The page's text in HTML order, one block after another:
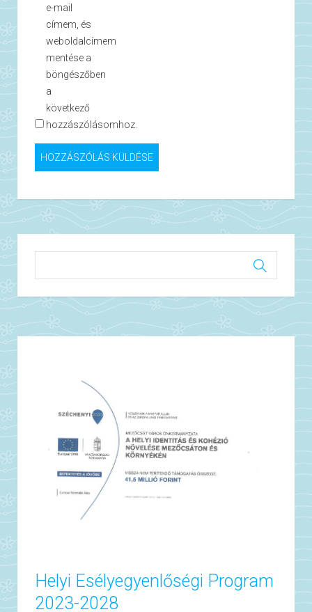
e-mail
címem, és
weboldalcímem
mentése a
böngészőben
a
következő
hozzászólásomhoz.
Helyi Esélyegyenlőségi Program
2023-2028